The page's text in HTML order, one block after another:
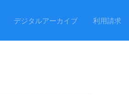
デジタルアーカイブ 利用請求